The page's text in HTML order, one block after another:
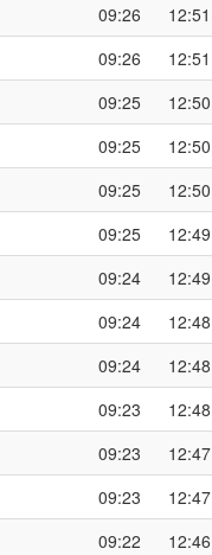
09:26 12:51
09:26 12:51
09:25 12:50
09:25 12:50
09:25 12:50
09:25 12:49
09:24 12:49
09:24 12:48
09:24 12:48
09:23 12:48
09:23 12:47
09:23 12:47
09:22 12:46